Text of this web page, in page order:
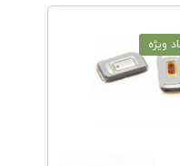
ویژه